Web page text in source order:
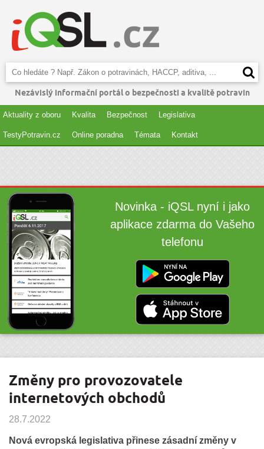
Nezávislý informační portál o bezpečnosti a kvalitě potravin
Aktuality z oboru Kvalita Bezpečnost Legislativa
TestyPotravin.cz Online poradna Témata Kontakt
Novinka - iQSL nyní i jako
aplikace zdarma do Vašeho
telefonu
Změny pro provozovatele
internetových obchodů
28.7.2022
Nová evropská legislativa přinese zásadní změny v